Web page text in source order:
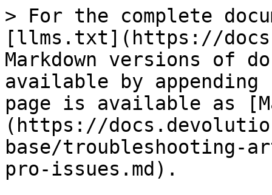
> For the complete
[llms.txt](https://
Markdown versions of
available by
page is available as
(https://
base/troubleshooting-
pro-issues.md).